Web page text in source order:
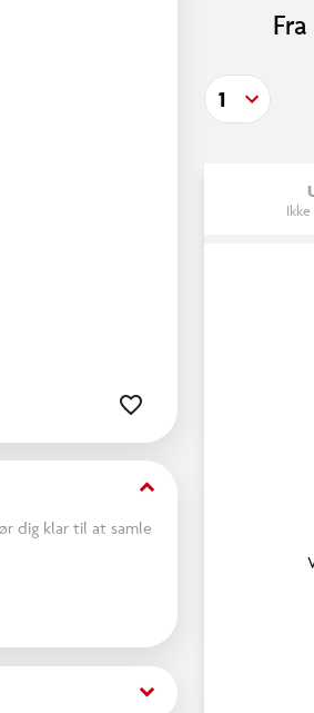
keyboard_arrow_down
dig klar til at samle
keyboard_arrow_down
1